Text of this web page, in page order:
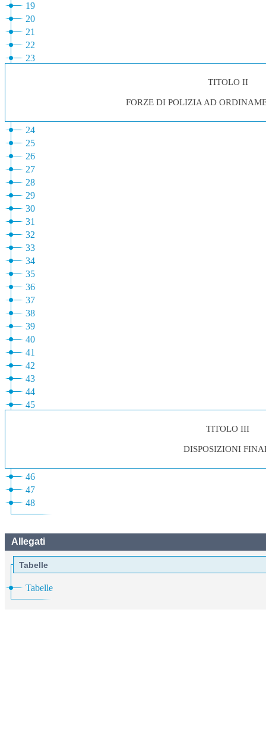
19
20
21
22
23
TITOLO II
FORZE DI POLIZIA AD
24
25
26
27
28
29
30
31
32
33
34
35
36
37
38
39
40
41
42
43
44
45
TITOLO III
DISPOSIZIONI
46
47
48
Allegati
Tabelle
Tabelle